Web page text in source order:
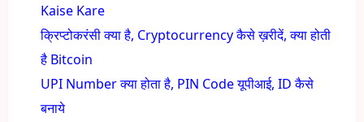
Kaise Kare
क्रिप्टोकरंसी क्या है, Cryptocurrency कैसे ख़रीदें, क्या होती
है Bitcoin
UPI Number क्या होता है, PIN Code यूपीआई, ID कैसे
बनाये